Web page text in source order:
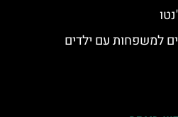
למשפחות עם ילדים